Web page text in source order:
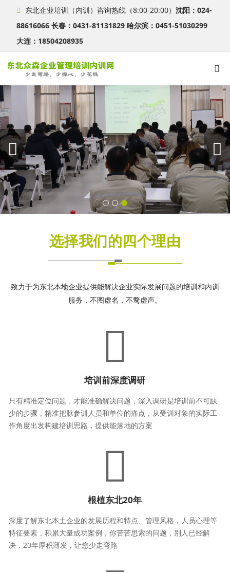
东北企业培训（内训）咨询热线（8:00-20:00）沈阳：024-
88616066 长春：0431-81131829 哈尔滨：0451-51030299
大连：18504208935
选择我们的四个理由
致力于为东北本地企业提供能解决企业实际发展问题的培训和内训
服务，不图虚名，不鹜虚声。
培训前深度调研
只有精准定位问题，才能准确解决问题，深入调研是培训前不可缺
少的步骤，精准把脉参训人员和单位的痛点，从受训对象的实际工
作角度出发构建培训思路，提供能落地的方案
根植东北20年
深度了解东北本土企业的发展历程和特点、管理风格，人员心理等
特征要素，积累大量成功案例，你苦苦思索的问题，别人已经解
决，20年厚积薄发，让您少走弯路